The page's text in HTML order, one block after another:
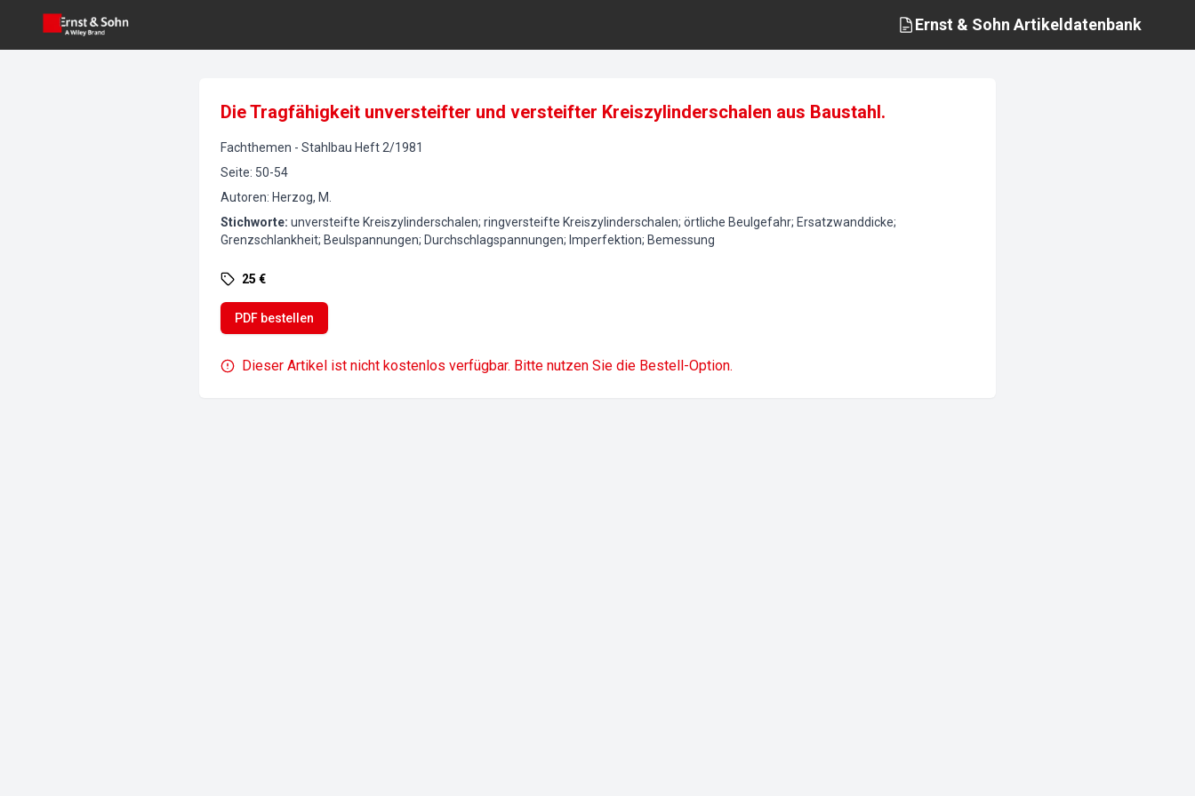
Ernst & Sohn Artikeldatenbank
Die Tragfähigkeit unversteifter und versteifter Kreiszylinderschalen aus Baustahl.
Fachthemen - Stahlbau Heft 2/1981
Seite: 50-54
Autoren: Herzog, M.
Stichworte: unversteifte Kreiszylinderschalen; ringversteifte Kreiszylinderschalen; örtliche Beulgefahr; Ersatzwanddicke;
Grenzschlankheit; Beulspannungen; Durchschlagspannungen; Imperfektion; Bemessung
25 €
PDF bestellen
Dieser Artikel ist nicht kostenlos verfügbar. Bitte nutzen Sie die Bestell-Option.